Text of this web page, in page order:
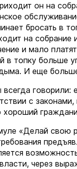
он на
бросать в
на
и мало
в топку больше
И еще
говорили:
с
хороший
«Делай свою
через